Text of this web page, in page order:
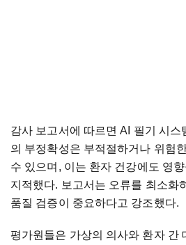
감사 보고서에 따르면 AI 필기 시스
의 부정확성은 부적절하거나 위험
수 있으며, 이는 환자 건강에도 영
지적했다. 보고서는 오류를 최소화
품질 검증이 중요하다고 강조했다.
평가원들은 가상의 의사와 환자 간